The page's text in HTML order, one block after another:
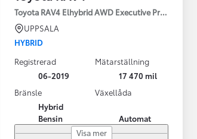
Toyota RAV4 Elhybrid AWD Executive Premium
UPPSALA
HYBRID
Registrerad
06-2019
Mätarställning
17 470 mil
Bränsle
Hybrid
Bensin
Växellåda
Automat
Visa mer